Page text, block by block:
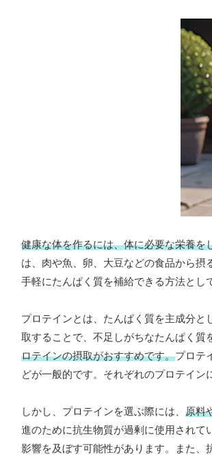
健康な体を作るには、体に必要な栄養を
は、肉や魚、卵、大豆などの食品から摂
手軽にたんぱく質を補給できる方法とし
プロテインとは、たんぱく質を主成分
取することで、不足しがちなたんぱく質
ロテインの摂取がおすすめです。プロテ
どが一般的です。それぞれのプロテイン
しかし、プロテインを選ぶ際には、 原料
進のために抗生物質が過剰に使用されて
影響を及ぼす可能性があります。また、